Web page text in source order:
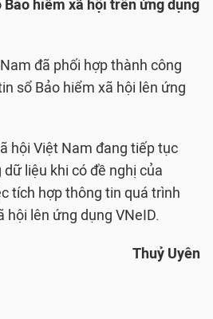
hiểm xã hội trên ứng dụng
đã phối hợp thành công
sổ Bảo hiểm xã hội lên ứng
hội Việt Nam đang tiếp tục
liệu khi có đề nghị của
tích hợp thông tin quá trình
hội lên ứng dụng VNeID.
Thuỷ Uyên